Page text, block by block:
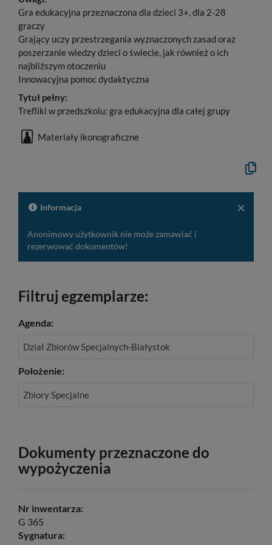
Gra edukacyjna przeznaczona dla dzieci 3+, dla 2-28
graczy
Grający uczy przestrzegania wyznaczonych zasad oraz
poszerzanie wiedzy dzieci o świecie, jak również o ich
najbliższym otoczeniu
Innowacyjna pomoc dydaktyczna
Tytuł pełny:
Trefliki w przedszkolu: gra edukacyjna dla całej grupy
Materiały ikonograficzne
Kopiuj
do
×
Informacja
Anonimowy użytkownik nie może zamawiać i
rezerwować dokumentów!
Filtruj egzemplarze:
Agenda:
Dział Zbiorów Specjalnych-Białystok
Położenie:
Zbiory Specjalne
Dokumenty przeznaczone do
wypożyczenia
Nr inwentarza:
G 365
Sygnatura: